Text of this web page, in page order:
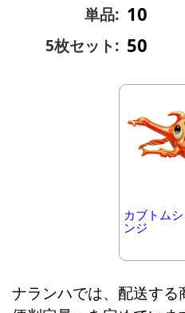
単品: 10
5枚セット: 50
カブトム
ンジ
ナランハでは、配送す